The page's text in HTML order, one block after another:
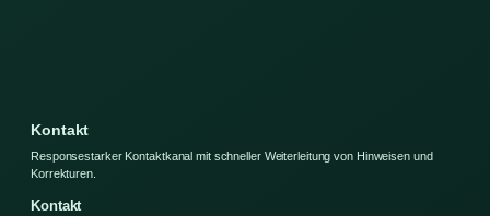
Kontakt
Responsestarker Kontaktkanal mit schneller Weiterleitung von Hinweisen und
Korrekturen.
Kontakt